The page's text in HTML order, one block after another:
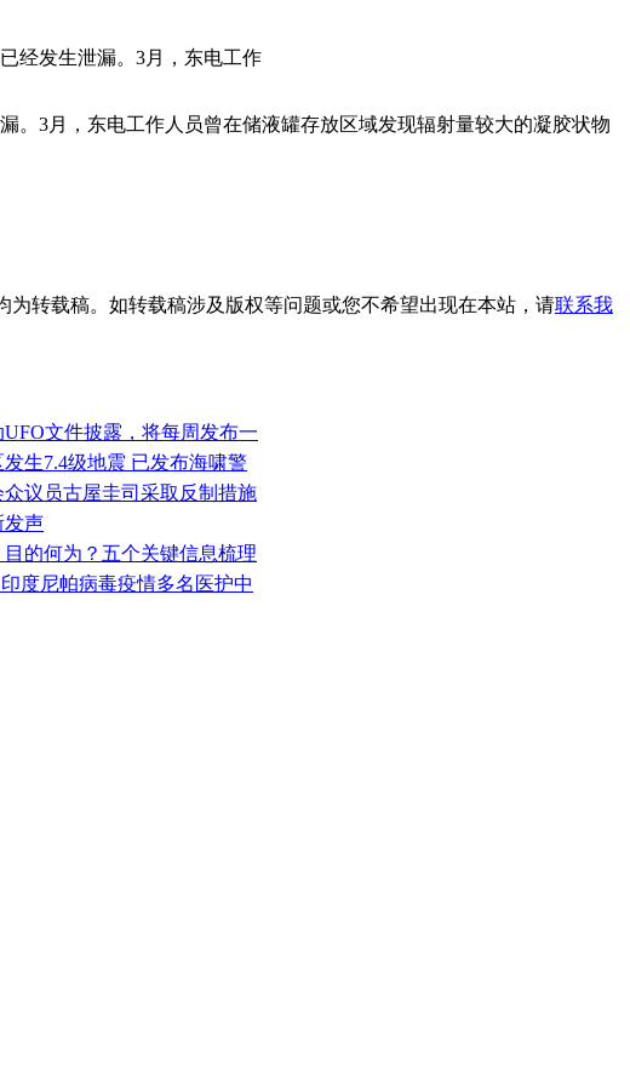
经发生泄漏。3月，东电工作
。3月，东电工作人员曾在储液罐存放区域发现辐射量较大的凝胶状物
为转载稿。如转载稿涉及版权等问题或您不希望出现在本站，请联系我
UFO文件披露，将每周发布一
生7.4级地震 已发布海啸警
众议员古屋圭司采取反制措施
发声
的何为？五个关键信息梳理
度尼帕病毒疫情多名医护中